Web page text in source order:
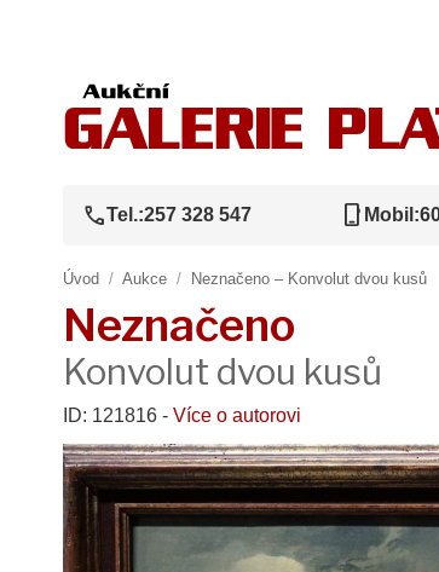
callTel.:257 328 547 phone_iphone Mobil:
Úvod / Aukce / Neznačeno – Konvolut dvou kusů
Neznačeno
Konvolut dvou kusů
ID: 121816 - Více o autorovi